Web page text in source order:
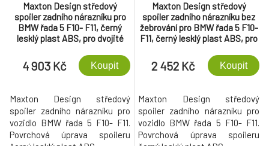
Maxton Design středový
spoiler zadního nárazníku pro
BMW řada 5 F10- F11, černý
lesklý plast ABS, pro dvojité
4 903 Kč Koupit
Maxton Design středový
spoiler zadního nárazníku pro
vozidlo BMW řada 5 F10- F11.
Povrchová úprava spoileru
Maxton Design středový
spoiler zadního nárazníku bez
žebrování pro BMW řada 5 F10-
F11, černý lesklý plast ABS, pro
stranách
2 452 Kč Koupit
Maxton Design středový
spoiler zadního nárazníku pro
vozidlo BMW řada 5 F10- F11.
Povrchová úprava spoileru